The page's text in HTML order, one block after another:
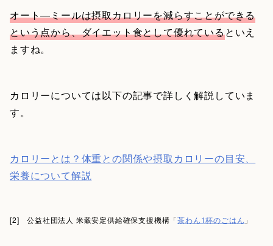
オート―ミールは摂取カロリーを減らすことができる
という点から、ダイエット食として優れているといえ
ますね。
カロリーについては以下の記事で詳しく解説していま
す。
カロリーとは？体重との関係や摂取カロリーの目安、
栄養について解説
[2] 公益社団法人 米穀安定供給確保支援機構「茶わん1杯のごはん 」